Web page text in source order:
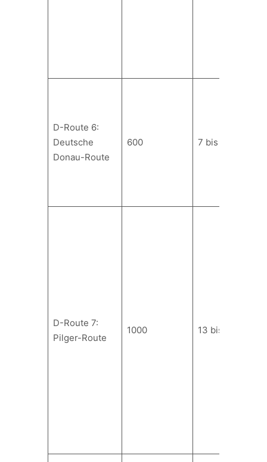
D-Route 6:
Deutsche
Donau-Route
600 7 bis 15
D-Route 7:
Pilger-Route
1000 13 bis 18